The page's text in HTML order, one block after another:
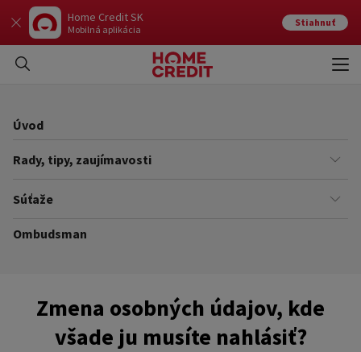
Home Credit SK
Mobilná aplikácia
Stiahnuť
Úvod
Rady, tipy, zaujímavosti
Financie
Súťaže
Súťaže
Ombudsman
Zmena osobných údajov, kde
všade ju musíte nahlásiť?